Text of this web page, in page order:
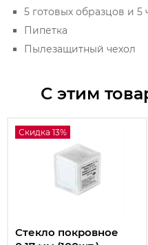
5 готовых образцов и 5
Пипетка
Пылезащитный чехол
С этим
Скидка 13%
Стекло покровное